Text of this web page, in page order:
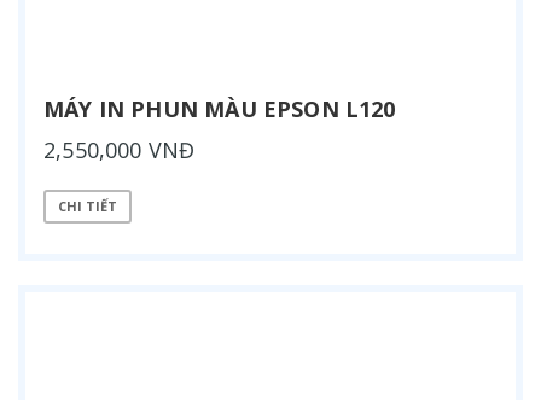
MÁY IN PHUN MÀU EPSON L120
2,550,000 VNĐ
CHI TIẾT